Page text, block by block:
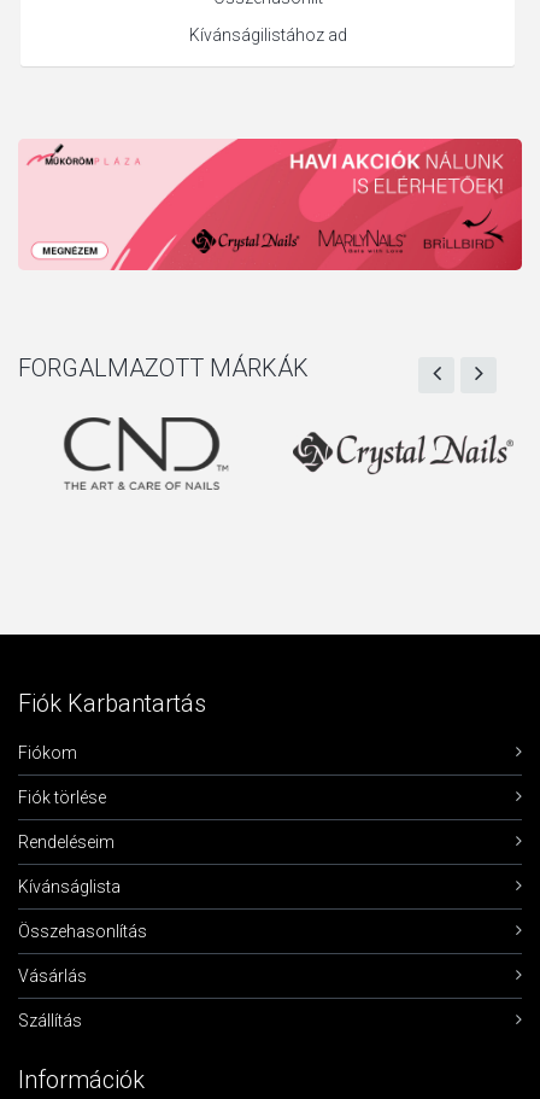
Kívánságilistához ad
FORGALMAZOTT MÁRKÁK
Fiók Karbantartás
Fiókom
Fiók törlése
Rendeléseim
Kívánságlista
Összehasonlítás
Vásárlás
Szállítás
Információk